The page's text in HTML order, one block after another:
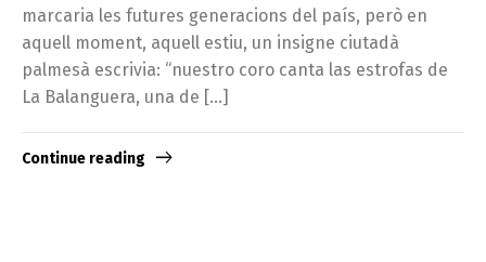
marcaria les futures generacions del país, però en
aquell moment, aquell estiu, un insigne ciutadà
palmesà escrivia: “nuestro coro canta las estrofas de
La Balanguera, una de […]
Continue reading